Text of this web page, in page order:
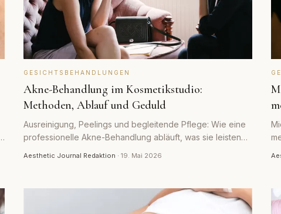
GESICHTSBEHANDLUNGEN
Akne-Behandlung im Kosmetikstudio:
Methoden, Ablauf und Geduld
Ausreinigung, Peelings und begleitende Pflege: Wie eine
professionelle Akne-Behandlung abläuft, was sie leisten
Aesthetic Journal Redaktion ·19. Mai 2026